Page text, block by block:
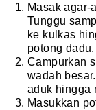
Masak agar-
Tunggu
ke kulkas
potong dadu.
Campurkan
wadah
aduk hingga
Masukkan